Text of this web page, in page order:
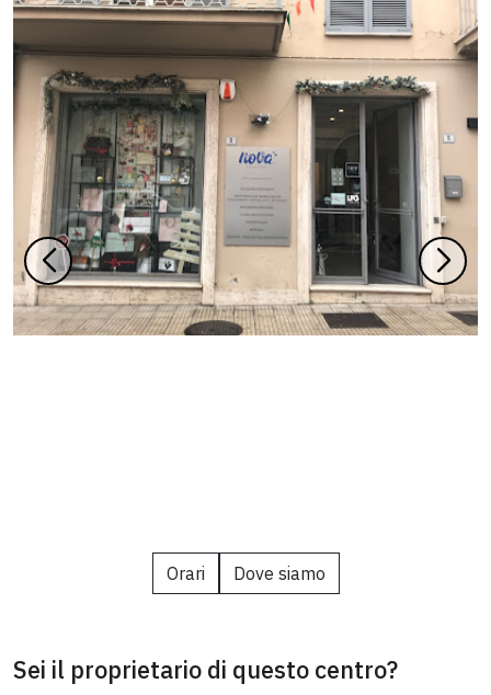
Orari Dove siamo
Sei il proprietario di questo centro?